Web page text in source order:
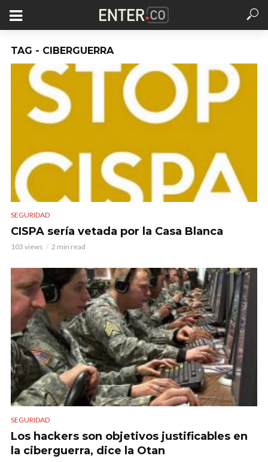
TAG - CIBERGUERRA
SEGURIDAD
CISPA sería vetada por la Casa Blanca
103 views 2 min read
SEGURIDAD
Los hackers son objetivos justificables en
la ciberguerra, dice la Otan